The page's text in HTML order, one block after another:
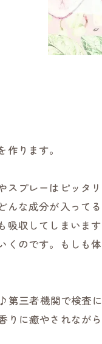
ります。
スプレーはピッタ
んな成分が入って
収してしまいます
くのです。もしも
第三者機関で検査
りに癒やされなが